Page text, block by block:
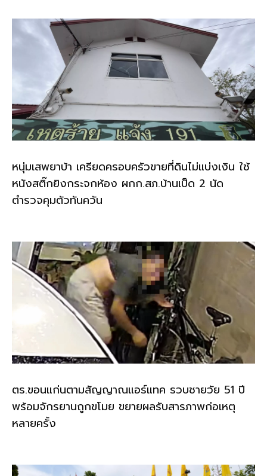
หนุ่มเสพยาบ้า เครียดครอบครัวขายที่ดินไม่แบ่งเงิน ใช้
หนังสติ๊กยิงกระจกห้อง ผกก.สภ.บ้านเป็ด 2 นัด
ตำรวจคุมตัวทันควัน
ตร.ขอนแก่นตามสัญญาณแอร์แทค รวบชายวัย 51 ปี
พร้อมจักรยานถูกขโมย ขยายผลรับสารภาพก่อเหตุ
หลายครั้ง